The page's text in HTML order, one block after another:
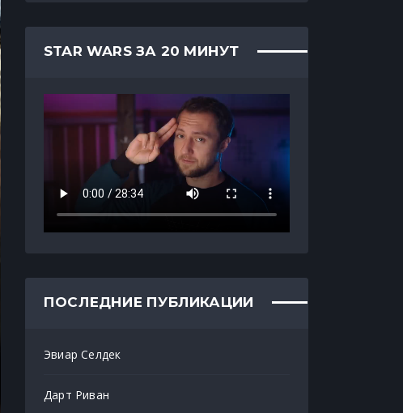
STAR WARS ЗА 20 МИНУТ
ПОСЛЕДНИЕ ПУБЛИКАЦИИ
Эвиар Селдек
Дарт Риван